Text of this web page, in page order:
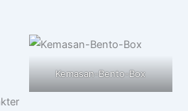
Kemasan-Bento-Box